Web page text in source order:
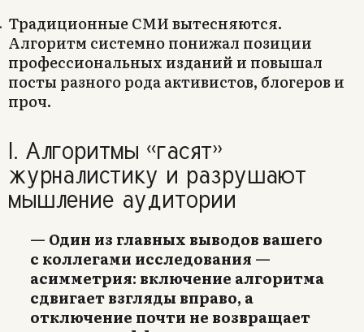
Традиционные СМИ вытесняются.
Алгоритм системно понижал позиции
профессиональных изданий и повышал
посты разного рода активистов, блогеров и
проч.
I. Алгоритмы «гасят»
журналистику и разрушают
мышление аудитории
— Один из главных выводов вашего
с коллегами исследования —
асимметрия: включение алгоритма
сдвигает взгляды вправо, а
отключение почти не возвращает